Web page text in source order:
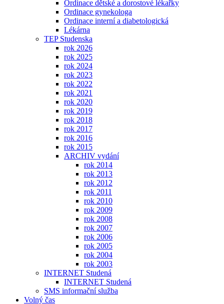
Ordinace dětské a dorostové lékařky
Ordinace gynekologa
Ordinace interní a diabetologická
Lékárna
TEP Studenska
rok 2026
rok 2025
rok 2024
rok 2023
rok 2022
rok 2021
rok 2020
rok 2019
rok 2018
rok 2017
rok 2016
rok 2015
ARCHIV vydání
rok 2014
rok 2013
rok 2012
rok 2011
rok 2010
rok 2009
rok 2008
rok 2007
rok 2006
rok 2005
rok 2004
rok 2003
INTERNET Studená
INTERNET Studená
SMS informační služba
Volný čas